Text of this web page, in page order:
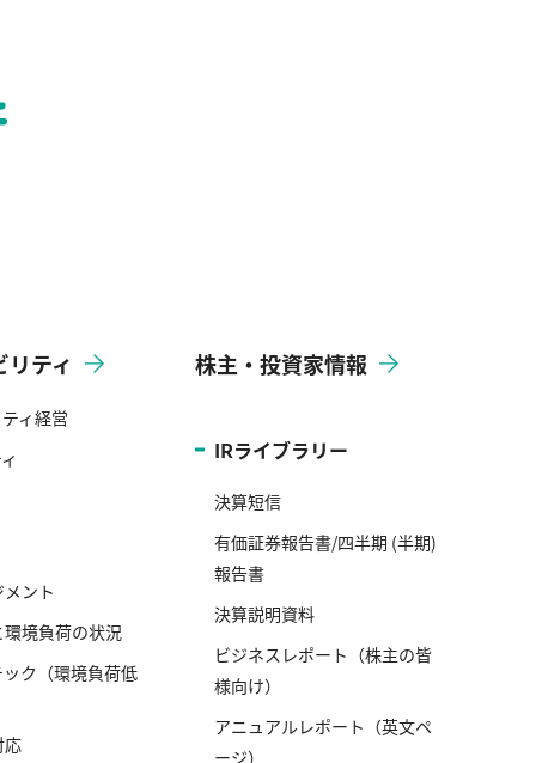
リティ
ィ経営
ント
境負荷の状況
ク（環境負荷低
応
株主・投資家情報
IRライブラリー
決算短信
有価証券報告書/四半期 (半期)
報告書
決算説明資料
ビジネスレポート（株主の皆
様向け）
アニュアルレポート（英文ペ
ージ）